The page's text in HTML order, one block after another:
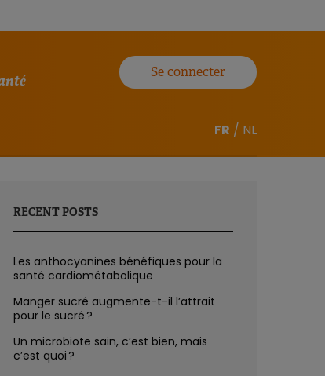
Se connecter
FR / NL
RECENT POSTS
Les anthocyanines bénéfiques pour la
santé cardiométabolique
Manger sucré augmente-t-il l’attrait
pour le sucré ?
Un microbiote sain, c’est bien, mais
c’est quoi ?